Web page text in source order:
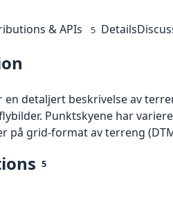
& APIs 5 Details
en detaljert beskrivelse av
Punktskyene har
på grid-format av terreng
5